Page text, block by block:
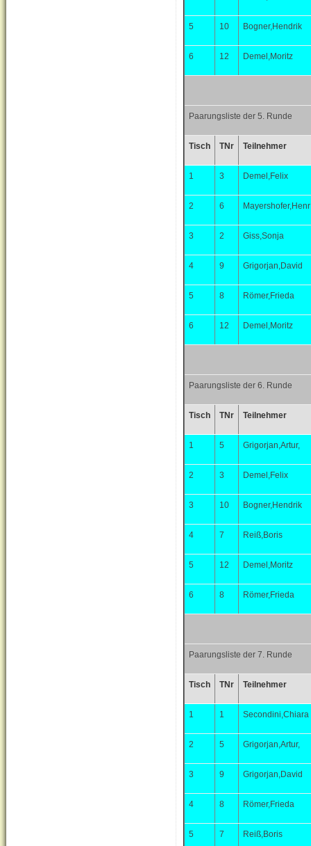
5 10 Bogner,Hendrik
6 12 Demel,Moritz
Paarungsliste der 5. Runde
Tisch TNr Teilnehmer
1 3 Demel,Felix
2 6 Mayershofer,Henr
3 2 Giss,Sonja
4 9 Grigorjan,David
5 8 Römer,Frieda
6 12 Demel,Moritz
Paarungsliste der 6. Runde
Tisch TNr Teilnehmer
1 5 Grigorjan,Artur,
2 3 Demel,Felix
3 10 Bogner,Hendrik
4 7 Reiß,Boris
5 12 Demel,Moritz
6 8 Römer,Frieda
Paarungsliste der 7. Runde
Tisch TNr Teilnehmer
1 1 Secondini,Chiara
2 5 Grigorjan,Artur,
3 9 Grigorjan,David
4 8 Römer,Frieda
5 7 Reiß,Boris